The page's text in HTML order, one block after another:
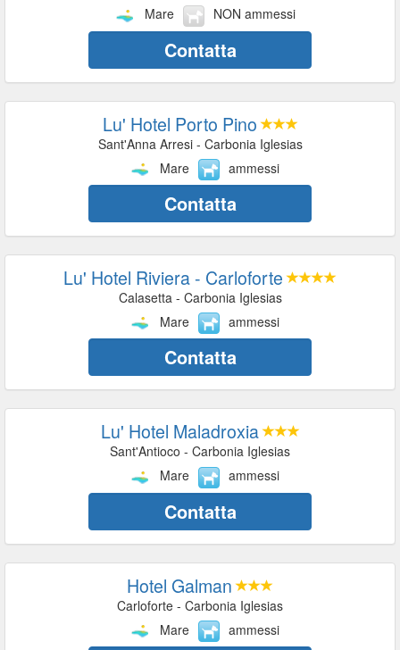
Mare
NON ammessi
Contatta
Lu' Hotel Porto Pino
Sant'Anna Arresi - Carbonia Iglesias
Mare
ammessi
Contatta
Lu' Hotel Riviera - Carloforte
Calasetta - Carbonia Iglesias
Mare
ammessi
Contatta
Lu' Hotel Maladroxia
Sant'Antioco - Carbonia Iglesias
Mare
ammessi
Contatta
Hotel Galman
Carloforte - Carbonia Iglesias
Mare
ammessi